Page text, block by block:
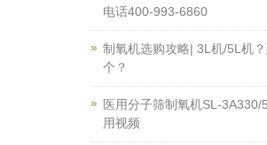
电话400-993-6860
制氧机选购攻略| 3L机/5L机
个？
医用分子筛制氧机SL-3A330/
用视频